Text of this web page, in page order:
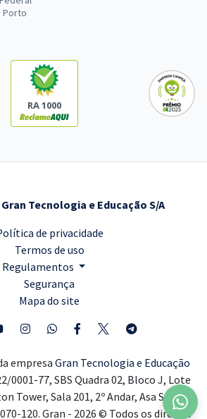
Porto
RA 1000
Gran Tecnologia e Educação S/A
de privacidade
Termos de uso
Regulamentos
Segurança
Mapa do site
empresa Gran Tecnologia e Educação
0001-77, SBS Quadra 02, Bloco J, Lote
Tower, Sala 201, 2º Andar, Asa Sul,
120. Gran - 2026 © Todos os direitos